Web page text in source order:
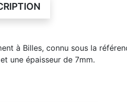
à Billes, connu sous la
une épaisseur de 7mm.